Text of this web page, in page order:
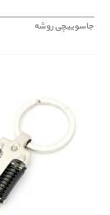
جاسوییچی روشه